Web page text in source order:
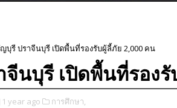
บุรี ปราจีนบุรี เปิดพื้นที่รองรับผู้ลี้ภัย 2,000 คน
นบุรี เปิดพื้นที่รอง
1 year ago การศึกษา,